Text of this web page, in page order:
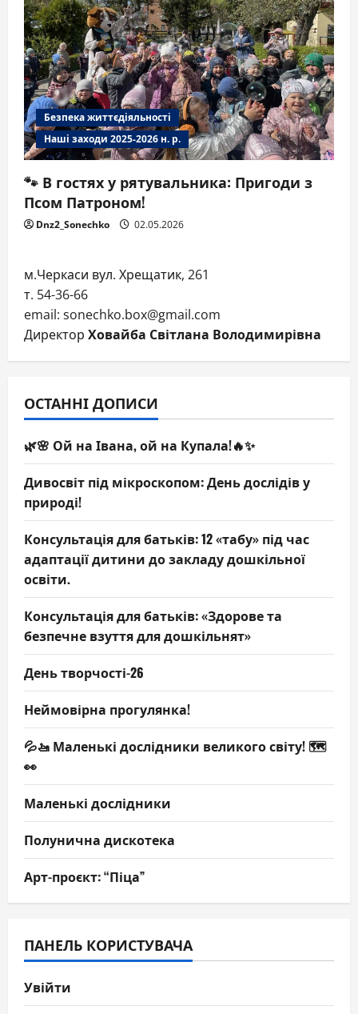
Безпека життєдіяльності
Наші заходи 2025-2026 н. р.
🐾 В гостях у рятувальника: Пригоди з
Псом Патроном!
Dnz2_Sonechko 02.05.2026
м.Черкаси вул. Хрещатик, 261
т. 54-36-66
email: sonechko.box@gmail.com
Директор Ховайба Світлана Володимирівна
ОСТАННІ ДОПИСИ
🌿🌸 Ой на Івана, ой на Купала!🔥✨
Дивосвіт під мікроскопом: День дослідів у
природі!
Консультація для батьків: 12 «табу» під час
адаптації дитини до закладу дошкільної
освіти.
Консультація для батьків: «Здорове та
безпечне взуття для дошкільнят»
День творчості-26
Неймовірна прогулянка!
💦🚤 Маленькі дослідники великого світу! 🗺️
👀
Маленькі дослідники
Полунична дискотека
Арт-проєкт: “Піца”
ПАНЕЛЬ КОРИСТУВАЧА
Увійти